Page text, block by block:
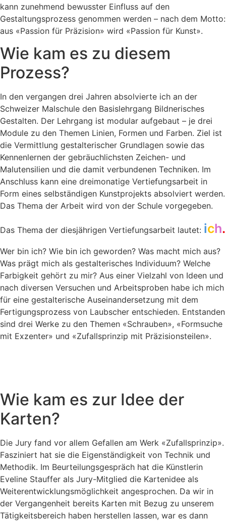
kann zunehmend bewusster Einfluss auf den
Gestaltungsprozess genommen werden – nach dem Motto:
aus «Passion für Präzision» wird «Passion für Kunst».
Wie kam es zu diesem
Prozess?
In den vergangen drei Jahren absolvierte ich an der
Schweizer Malschule den Basislehrgang Bildnerisches
Gestalten. Der Lehrgang ist modular aufgebaut – je drei
Module zu den Themen Linien, Formen und Farben. Ziel ist
die Vermittlung gestalterischer Grundlagen sowie das
Kennenlernen der gebräuchlichsten Zeichen- und
Malutensilien und die damit verbundenen Techniken. Im
Anschluss kann eine dreimonatige Vertiefungsarbeit in
Form eines selbständigen Kunstprojekts absolviert werden.
Das Thema der Arbeit wird von der Schule vorgegeben.
Das Thema der diesjährigen Vertiefungsarbeit lautet: ich.
Wer bin ich? Wie bin ich geworden? Was macht mich aus?
Was prägt mich als gestalterisches Individuum? Welche
Farbigkeit gehört zu mir? Aus einer Vielzahl von Ideen und
nach diversen Versuchen und Arbeitsproben habe ich mich
für eine gestalterische Auseinandersetzung mit dem
Fertigungsprozess von Laubscher entschieden. Entstanden
sind drei Werke zu den Themen «Schrauben», «Formsuche
mit Exzenter» und «Zufallsprinzip mit Präzisionsteilen».
Wie kam es zur Idee der
Karten?
Die Jury fand vor allem Gefallen am Werk «Zufallsprinzip».
Fasziniert hat sie die Eigenständigkeit von Technik und
Methodik. Im Beurteilungsgespräch hat die Künstlerin
Eveline Stauffer als Jury-Mitglied die Kartenidee als
Weiterentwicklungsmöglichkeit angesprochen. Da wir in
der Vergangenheit bereits Karten mit Bezug zu unserem
Tätigkeitsbereich haben herstellen lassen, war es dann